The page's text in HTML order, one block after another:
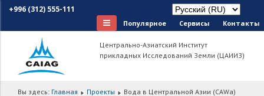
+996 (312) 555-111
Популярное Сервисы Контакты
Центрально-Азиатский Институт
прикладных Исследований Земли (ЦАИИЗ)
Вы здесь: Главная Проекты Вода в Центральной Азии (CAWa)